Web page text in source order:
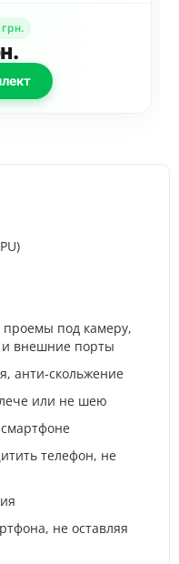
грн.
проемы под камеру,
и внешние порты
анти-скольжение
или не шею
телефон, не
не оставляя